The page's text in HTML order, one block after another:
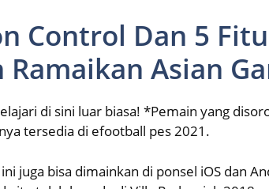
Control Dan 5
Ramaikan Asian
di sini luar biasa! *Pemain yang
tersedia di efootball pes 2021.
juga bisa dimainkan di ponsel iOS dan